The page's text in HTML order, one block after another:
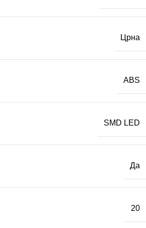
Црна
ABS
SMD LED
Да
20